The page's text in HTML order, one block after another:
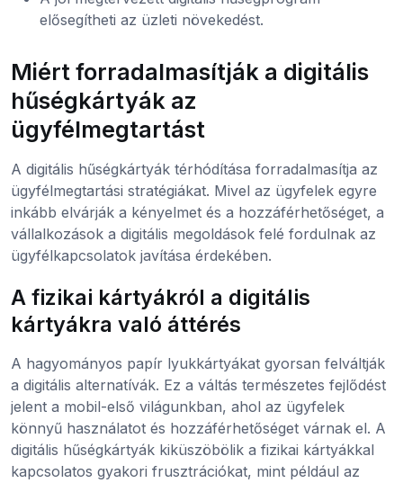
elősegítheti az üzleti növekedést.
Miért forradalmasítják a digitális
hűségkártyák az
ügyfélmegtartást
A digitális hűségkártyák térhódítása forradalmasítja az
ügyfélmegtartási stratégiákat. Mivel az ügyfelek egyre
inkább elvárják a kényelmet és a hozzáférhetőséget, a
vállalkozások a digitális megoldások felé fordulnak az
ügyfélkapcsolatok javítása érdekében.
A fizikai kártyákról a digitális
kártyákra való áttérés
A hagyományos papír lyukkártyákat gyorsan felváltják
a digitális alternatívák. Ez a váltás természetes fejlődést
jelent a mobil-első világunkban, ahol az ügyfelek
könnyű használatot és hozzáférhetőséget várnak el. A
digitális hűségkártyák kiküszöbölik a fizikai kártyákkal
kapcsolatos gyakori frusztrációkat, mint például az